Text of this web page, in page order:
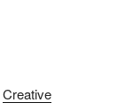
Creative